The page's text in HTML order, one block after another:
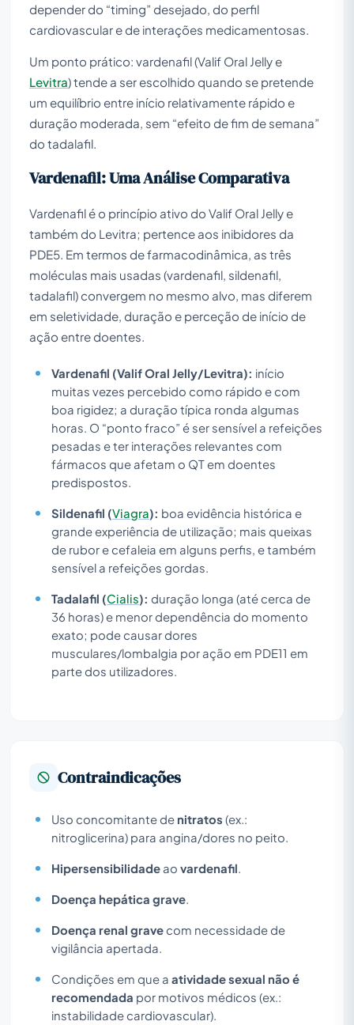
depender do “timing” desejado, do perfil
cardiovascular e de interações medicamentosas.
Um ponto prático: vardenafil (Valif Oral Jelly e
Levitra) tende a ser escolhido quando se pretende
um equilíbrio entre início relativamente rápido e
duração moderada, sem “efeito de fim de semana”
do tadalafil.
Vardenafil: Uma Análise Comparativa
Vardenafil é o princípio ativo do Valif Oral Jelly e
também do Levitra; pertence aos inibidores da
PDE5. Em termos de farmacodinâmica, as três
moléculas mais usadas (vardenafil, sildenafil,
tadalafil) convergem no mesmo alvo, mas diferem
em seletividade, duração e perceção de início de
ação entre doentes.
Vardenafil (Valif Oral Jelly/Levitra): início
muitas vezes percebido como rápido e com
boa rigidez; a duração típica ronda algumas
horas. O “ponto fraco” é ser sensível a refeições
pesadas e ter interações relevantes com
fármacos que afetam o QT em doentes
predispostos.
Sildenafil (Viagra): boa evidência histórica e
grande experiência de utilização; mais queixas
de rubor e cefaleia em alguns perfis, e também
sensível a refeições gordas.
Tadalafil (Cialis): duração longa (até cerca de
36 horas) e menor dependência do momento
exato; pode causar dores
musculares/lombalgia por ação em PDE11 em
parte dos utilizadores.
Contraindicações
Uso concomitante de nitratos (ex.:
nitroglicerina) para angina/dores no peito.
Hipersensibilidade ao vardenafil
Doença hepática grave
Doença renal gravecom necessidade de
vigilância apertada.
Condições em que a atividade sexual não é
recomendada por motivos médicos (ex.:
instabilidade cardiovascular).